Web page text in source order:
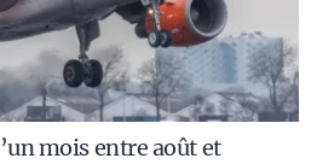
mois entre août et